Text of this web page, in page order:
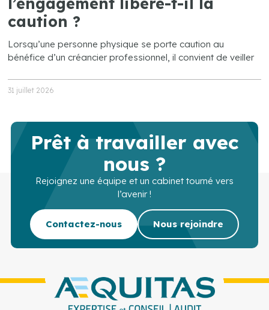
caution ?
Lorsqu’une personne physique se porte caution au
bénéfice d’un créancier professionnel, il convient de veiller
31 juillet 2026
Prêt à travailler avec
nous ?
Rejoignez une équipe et un cabinet tourné vers
l’avenir !
Contactez-nous Nous rejoindre